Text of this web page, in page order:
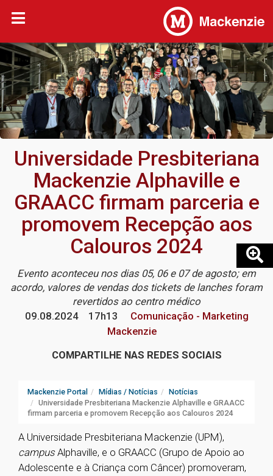
Universidade Presbiteriana
Mackenzie Alphaville e
GRAACC firmam parceria e
promovem Recepção aos
Calouros 2024
Evento aconteceu nos dias 05, 06 e 07 de agosto; em
acordo, valores de vendas dos tickets de lanches foram
revertidos ao centro médico
09.08.2024
17h13
Comunicação - Marketing
Mackenzie
COMPARTILHE NAS REDES SOCIAIS
Mackenzie Portal Mídias / Notícias
Notícias
Universidade Presbiteriana Mackenzie Alphaville e GRAACC
firmam parceria e promovem Recepção aos Calouros 2024
A Universidade Presbiteriana Mackenzie (UPM),
campusAlphaville, e o GRAACC (Grupo de Apoio ao
Adolescente e à Criança com Câncer) promoveram,